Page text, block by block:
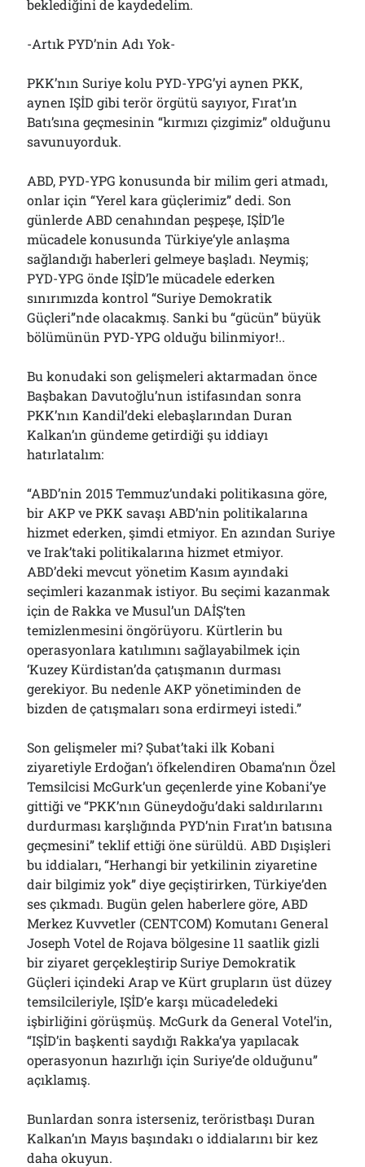
beklediğini de kaydedelim.
-Artık PYD’nin Adı Yok-
PKK’nın Suriye kolu PYD-YPG’yi aynen PKK,
aynen IŞİD gibi terör örgütü sayıyor, Fırat’ın
Batı’sına geçmesinin “kırmızı çizgimiz” olduğunu
savunuyorduk.
ABD, PYD-YPG konusunda bir milim geri atmadı,
onlar için “Yerel kara güçlerimiz” dedi. Son
günlerde ABD cenahından peşpeşe, IŞİD’le
mücadele konusunda Türkiye’yle anlaşma
sağlandığı haberleri gelmeye başladı. Neymiş;
PYD-YPG önde IŞİD’le mücadele ederken
sınırımızda kontrol “Suriye Demokratik
Güçleri”nde olacakmış. Sanki bu “gücün” büyük
bölümünün PYD-YPG olduğu bilinmiyor!..
Bu konudaki son gelişmeleri aktarmadan önce
Başbakan Davutoğlu’nun istifasından sonra
PKK’nın Kandil’deki elebaşlarından Duran
Kalkan’ın gündeme getirdiği şu iddiayı
hatırlatalım:
“ABD’nin 2015 Temmuz’undaki politikasına göre,
bir AKP ve PKK savaşı ABD’nin politikalarına
hizmet ederken, şimdi etmiyor. En azından Suriye
ve Irak’taki politikalarına hizmet etmiyor.
ABD’deki mevcut yönetim Kasım ayındaki
seçimleri kazanmak istiyor. Bu seçimi kazanmak
için de Rakka ve Musul’un DAİŞ’ten
temizlenmesini öngörüyoru. Kürtlerin bu
operasyonlara katılımını sağlayabilmek için
‘Kuzey Kürdistan’da çatışmanın durması
gerekiyor. Bu nedenle AKP yönetiminden de
bizden de çatışmaları sona erdirmeyi istedi.”
Son gelişmeler mi? Şubat’taki ilk Kobani
ziyaretiyle Erdoğan’ı öfkelendiren Obama’nın Özel
Temsilcisi McGurk’un geçenlerde yine Kobani’ye
gittiği ve “PKK’nın Güneydoğu’daki saldırılarını
durdurması karşlığında PYD’nin Fırat’ın batısına
geçmesini” teklif ettiği öne sürüldü. ABD Dışişleri
bu iddiaları, “Herhangi bir yetkilinin ziyaretine
dair bilgimiz yok” diye geçiştirirken, Türkiye’den
ses çıkmadı. Bugün gelen haberlere göre, ABD
Merkez Kuvvetler (CENTCOM) Komutanı General
Joseph Votel de Rojava bölgesine 11 saatlik gizli
bir ziyaret gerçekleştirip Suriye Demokratik
Güçleri içindeki Arap ve Kürt grupların üst düzey
temsilcileriyle, IŞİD’e karşı mücadeledeki
işbirliğini görüşmüş. McGurk da General Votel’in,
“IŞİD’in başkenti saydığı Rakka’ya yapılacak
operasyonun hazırlığı için Suriye’de olduğunu”
açıklamış.
Bunlardan sonra isterseniz, teröristbaşı Duran
Kalkan’ın Mayıs başındakı o iddialarını bir kez
daha okuyun.